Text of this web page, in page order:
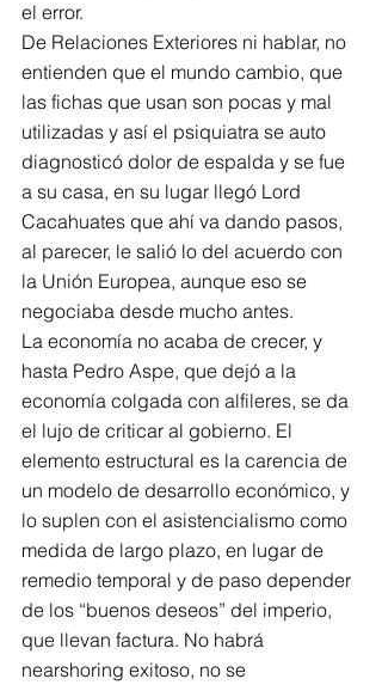
el error.
De Relaciones Exteriores ni hablar, no
entienden que el mundo cambio, que
las fichas que usan son pocas y mal
utilizadas y así el psiquiatra se auto
diagnosticó dolor de espalda y se fue
a su casa, en su lugar llegó Lord
Cacahuates que ahí va dando pasos,
al parecer, le salió lo del acuerdo con
la Unión Europea, aunque eso se
negociaba desde mucho antes.
La economía no acaba de crecer, y
hasta Pedro Aspe, que dejó a la
economía colgada con alfileres, se da
el lujo de criticar al gobierno. El
elemento estructural es la carencia de
un modelo de desarrollo económico, y
lo suplen con el asistencialismo como
medida de largo plazo, en lugar de
remedio temporal y de paso depender
de los “buenos deseos” del imperio,
que llevan factura. No habrá
nearshoring exitoso, no se